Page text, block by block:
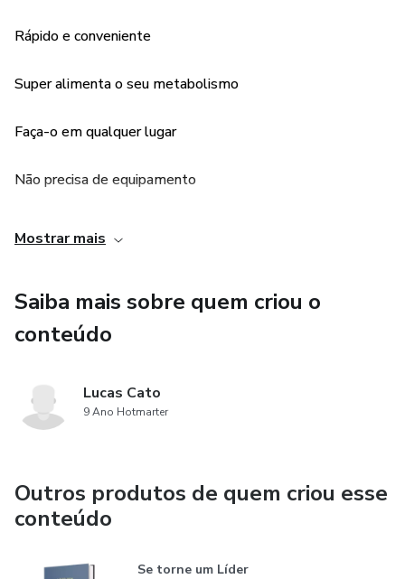
Rápido e conveniente
Super alimenta o seu metabolismo
Faça-o em qualquer lugar
Não precisa de equipamento
Melhor qualidade de vida
Mostrar mais
Saiba mais sobre quem criou o
conteúdo
Lucas Cato
9 Ano Hotmarter
Outros produtos de quem criou esse
conteúdo
Se torne um Líder